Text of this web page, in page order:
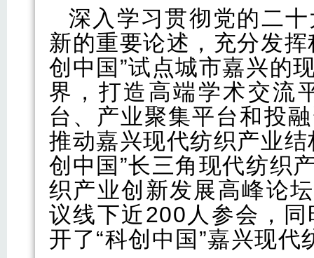
深入学习贯彻党的二
新的重要论述，充分发
创中国”试点城市嘉兴的
界，打造高端学术交流
台、产业聚集平台和投
推动嘉兴现代纺织产业
创中国”长三角现代纺织
织产业创新发展高峰论
议线下近200人参会，
开了“科创中国”嘉兴现